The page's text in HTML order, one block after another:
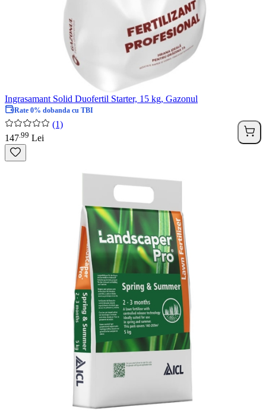
Ingrasamant Solid Duofertil Starter, 15 kg, Gazonul
Rate 0% dobanda cu TBI
(1)
147 99 Lei